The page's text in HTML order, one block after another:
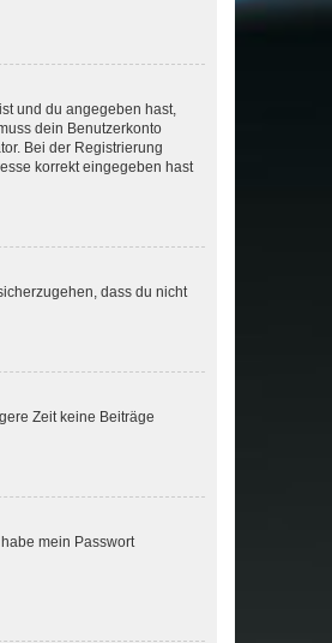
und du angegeben hast,
dein Benutzerkonto
Bei der Registrierung
korrekt eingegeben hast
dass du nicht
Zeit keine Beiträge
mein Passwort